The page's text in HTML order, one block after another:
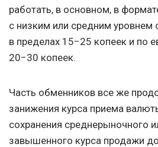
работать, в основном, в
с низким или средним уровнем
в пределах 15−25 копеек и по
20−30 копеек.
Часть обменников все же
занижения курса приема
сохранения среднерыночного
завышенного курса продажи